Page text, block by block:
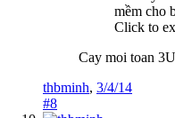
mềm cho
Click to
Cay moi toan
thbminh, 3/4/14
#8